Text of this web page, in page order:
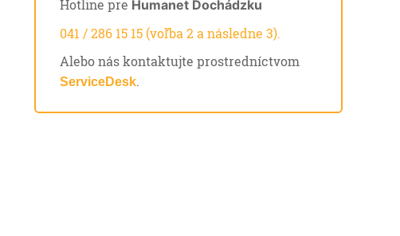
Hotline pre Humanet Dochádzku
041 / 286 15 15 (voľba 2 a následne 3).
Alebo nás kontaktujte prostredníctvom
ServiceDesk.